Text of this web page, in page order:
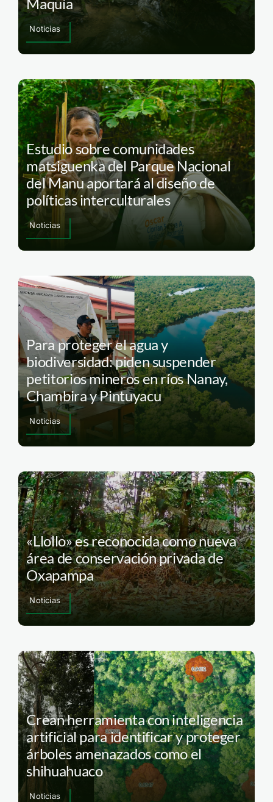
Noticias
Estudio sobre comunidades
matsiguenka del Parque Nacional
del Manu aportará al diseño de
políticas interculturales
Noticias
Para proteger el agua y
biodiversidad: piden suspender
petitorios mineros en ríos Nanay,
Chambira y Pintuyacu
Noticias
«Llollo» es reconocida como nueva
área de conservación privada de
Oxapampa
Noticias
Crean herramienta con inteligencia
artificial para identificar y proteger
árboles amenazados como el
shihuahuaco
Noticias